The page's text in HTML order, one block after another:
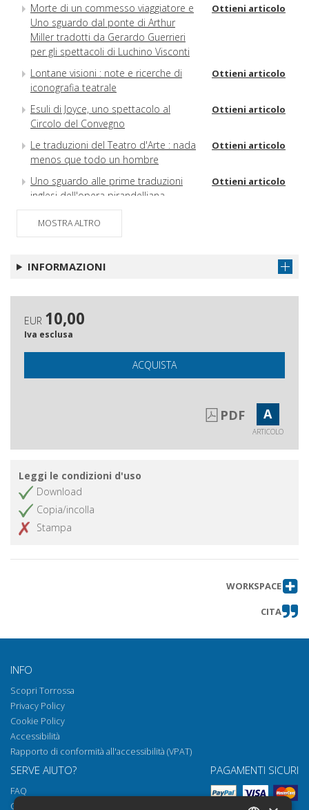
Morte di un commesso viaggiatore e
Uno sguardo dal ponte di Arthur
Miller tradotti da Gerardo Guerrieri
per gli spettacoli di Luchino Visconti
Ottieni articolo
Lontane visioni : note e ricerche di
iconografia teatrale
Ottieni articolo
Esuli di Joyce, uno spettacolo al
Circolo del Convegno
Ottieni articolo
Le traduzioni del Teatro d'Arte : nada
menos que todo un hombre
Ottieni articolo
Uno sguardo alle prime traduzioni
inglesi dell'opera pirandelliana
Ottieni articolo
Il Fondo Visconti presso la
Una traduzione di Coriolano Ottieni articolo
La Milano di Talli, di Bertolazzi e di
Decio Guicciardi
Ottieni articolo
MOSTRA ALTRO
INFORMAZIONI
EUR 10,00
Iva esclusa
ACQUISTA
PDF A
ARTICOLO
Leggi le condizioni d'uso
Download
Copia/incolla
Stampa
WORKSPACE
CITA
INFO
Scopri Torrossa
Privacy Policy
Cookie Policy
Accessibilità
Rapporto di conformità all'accessibilità (VPAT)
SERVE AIUTO?
FAQ
Come aprire i nostri documenti
PAGAMENTI SICURI